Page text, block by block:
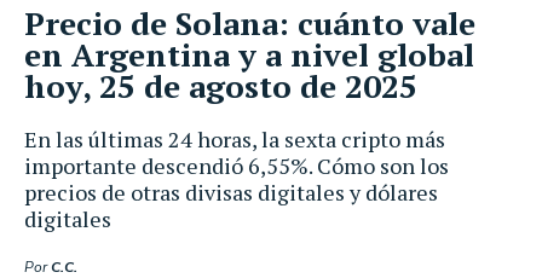
En las últimas 24 horas, la sexta cripto más
importante descendió 6,55%. Cómo son los
precios de otras divisas digitales y dólares
digitales
PorC.C.
Precio de Solana: cuánto vale
en Argentina y a nivel global
hoy, 25 de agosto de 2025